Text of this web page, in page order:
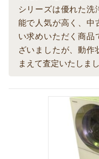
シリーズは優れた洗
能で人気が高く、中
い求めいただく商品
ざいましたが、動作
まえて査定いたしまし